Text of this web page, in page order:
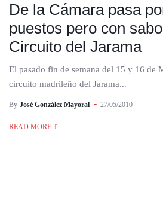
De la Cámara pasa
puestos pero con
Circuito del Jarama
El pasado fin de semana del 15 y 16 de
circuito madrileño del Jarama...
By José González Mayoral 27/05/2010
READ MORE